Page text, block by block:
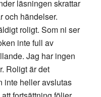
läsningen skrattar
och händelser.
roligt. Som ni ser
inte full av
Jag har ingen
Roligt är det
inte heller avslutas